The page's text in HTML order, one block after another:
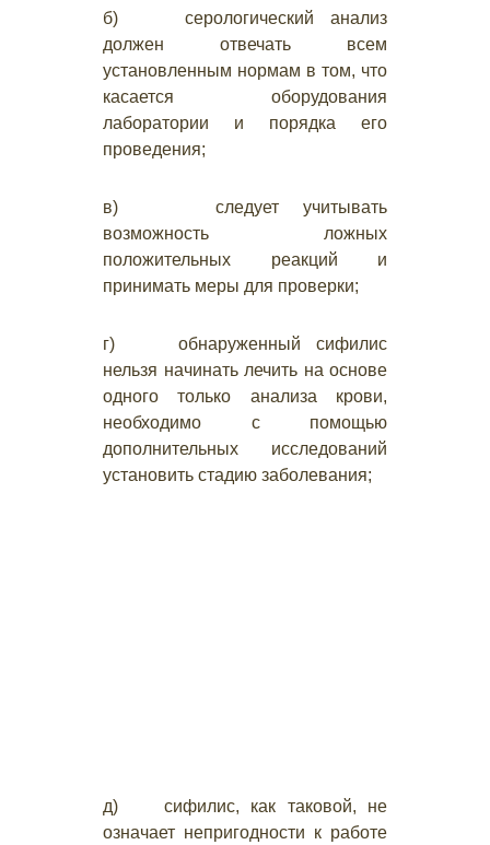
б) серологический анализ
должен отвечать всем
установленным нормам в том, что
касается оборудования
лаборатории и порядка его
проведения;
в) следует учитывать
возможность ложных
положительных реакций и
принимать меры для проверки;
г) обнаруженный сифилис
нельзя начинать лечить на основе
одного только анализа крови,
необходимо с помощью
дополнительных исследований
установить стадию заболевания;
д) сифилис, как таковой, не
означает непригодности к работе